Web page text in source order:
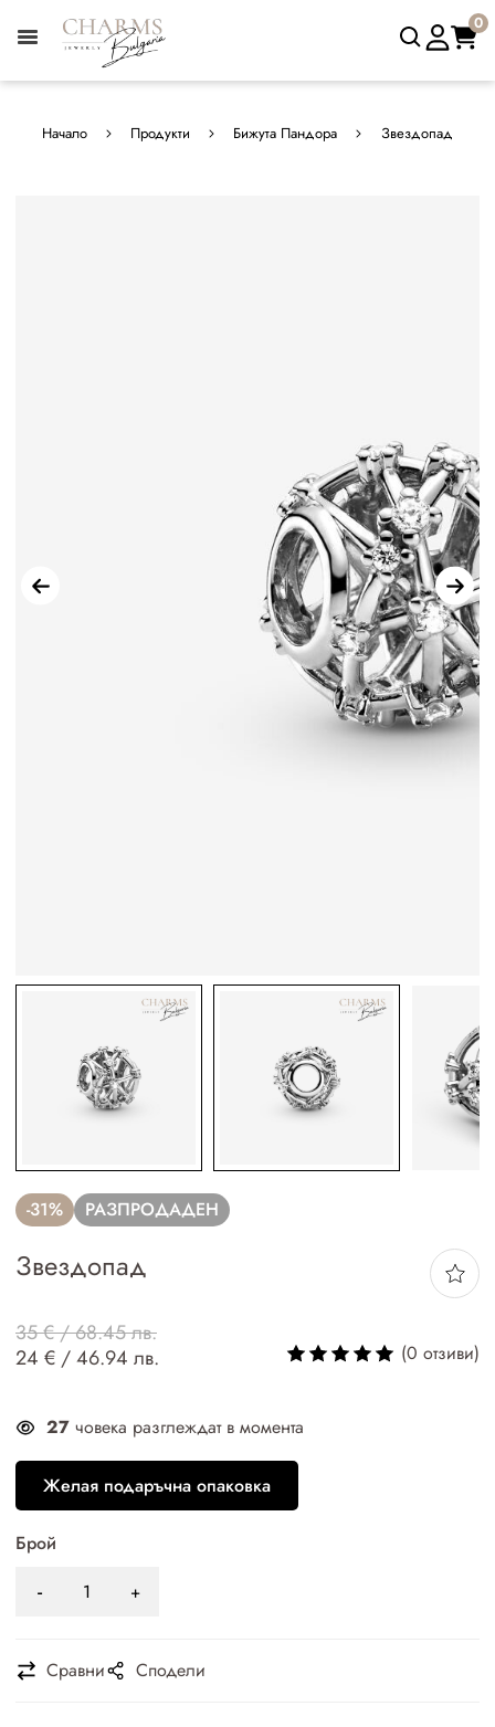
0
Начало Продукти Бижута Пандора Звездопад
-31% РАЗПРОДАДЕН
Звездопад
35 € / 68.45 лв.
24 € / 46.94 лв.
(0 отзиви)
27 човека разглеждат в момента
Желая подаръчна опаковка
Брой
Сравни Сподели